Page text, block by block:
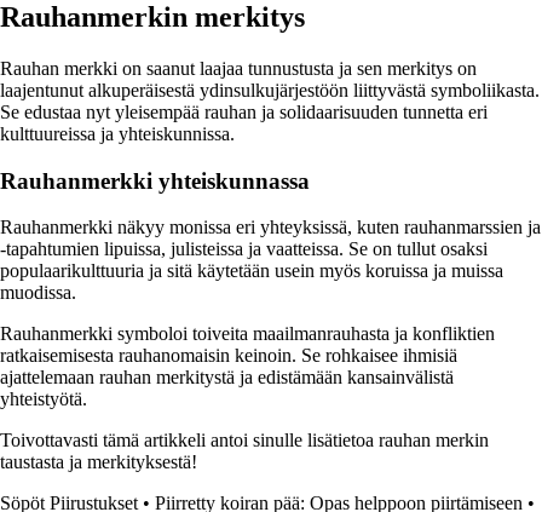
Rauhanmerkin merkitys
Rauhan merkki on saanut laajaa tunnustusta ja sen merkitys on
laajentunut alkuperäisestä ydinsulkujärjestöön liittyvästä symboliikasta.
Se edustaa nyt yleisempää rauhan ja solidaarisuuden tunnetta eri
kulttuureissa ja yhteiskunnissa.
Rauhanmerkki yhteiskunnassa
Rauhanmerkki näkyy monissa eri yhteyksissä, kuten rauhanmarssien ja
-tapahtumien lipuissa, julisteissa ja vaatteissa. Se on tullut osaksi
populaarikulttuuria ja sitä käytetään usein myös koruissa ja muissa
muodissa.
Rauhanmerkki symboloi toiveita maailmanrauhasta ja konfliktien
ratkaisemisesta rauhanomaisin keinoin. Se rohkaisee ihmisiä
ajattelemaan rauhan merkitystä ja edistämään kansainvälistä
yhteistyötä.
Toivottavasti tämä artikkeli antoi sinulle lisätietoa rauhan merkin
taustasta ja merkityksestä!
Söpöt Piirustukset• Piirretty koiran pää: Opas helppoon piirtämiseen •